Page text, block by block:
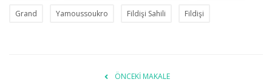
Grand Yamoussoukro Fildişi Sahili Fildişi
ÖNCEKI MAKALE